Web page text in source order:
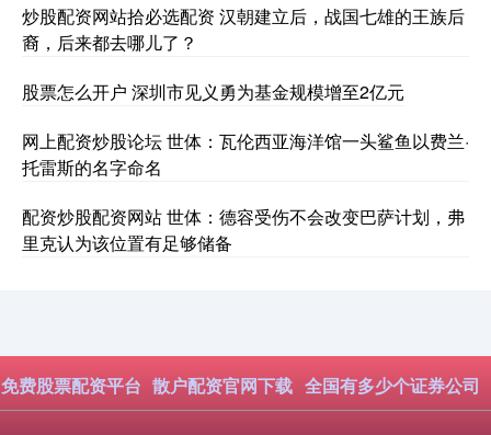
炒股配资网站拾必选配资 汉朝建立后，战国七雄的王族后
裔，后来都去哪儿了？
股票怎么开户 深圳市见义勇为基金规模增至2亿元
网上配资炒股论坛 世体：瓦伦西亚海洋馆一头鲨鱼以费兰·
托雷斯的名字命名
配资炒股配资网站 世体：德容受伤不会改变巴萨计划，弗
里克认为该位置有足够储备
免费股票配资平台 散户配资官网下载 全国有多少个证券公司